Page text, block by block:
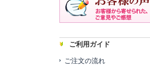
ご利用ガイド
ご注文の流れ